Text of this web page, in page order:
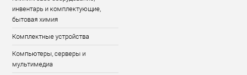
инвентарь и комплектующие,
бытовая химия
Комплектные устройства
Компьютеры, серверы и
мультимедиа